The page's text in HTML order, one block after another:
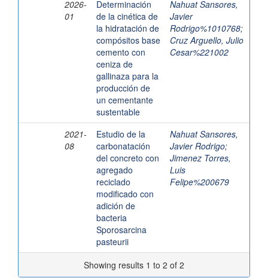
2026-
01
Determinación
de la cinética de
la hidratación de
compósitos base
cemento con
ceniza de
gallinaza para la
producción de
un cementante
sustentable
Nahuat Sansores,
Javier
Rodrigo%1010768;
Cruz Arguello, Julio
Cesar%221002
2021-
08
Estudio de la
carbonatación
del concreto con
agregado
reciclado
modificado con
adición de
bacteria
Sporosarcina
pasteurii
Nahuat Sansores,
Javier Rodrigo;
Jimenez Torres,
Luis
Felipe%200679
Showing results 1 to 2 of 2